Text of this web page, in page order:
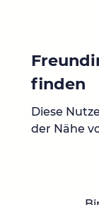
finden
Diese
der Nähe